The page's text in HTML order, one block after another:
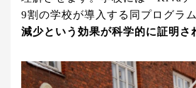
9割の学校が導入する同プログラム
減少という効果が科学的に証明さ